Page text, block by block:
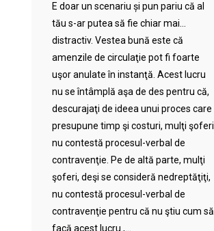
E doar un scenariu și pun pariu că al
tău s-ar putea să fie chiar mai…
distractiv. Vestea bună este că
amenzile de circulaţie pot fi foarte
uşor anulate în instanţă. Acest lucru
nu se întâmplă aşa de des pentru că,
descurajaţi de ideea unui proces care
presupune timp şi costuri, mulţi şoferi
nu contestă procesul-verbal de
contravenţie. Pe de altă parte, mulţi
şoferi, deşi se consideră nedreptăţiţi,
nu contestă procesul-verbal de
contravenţie pentru că nu ştiu cum să
facă acest lucru.,...